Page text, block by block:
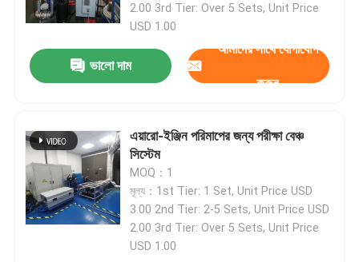
2.00 3rd Tier: Over 5 Sets, Unit Price
USD 1.00
ভালো দাম
আমাদের সাথে যোগাযোগ
করুন
এয়ারো-ইঞ্জিন পরিমাপের জন্য পরীক্ষা বেঞ্চ
সিস্টেম
MOQ：1
মূল্য：1st Tier: 1 Set, Unit Price USD
3.00 2nd Tier: 2-5 Sets, Unit Price USD
2.00 3rd Tier: Over 5 Sets, Unit Price
USD 1.00